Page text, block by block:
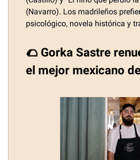
(Navarro). Los madrileños
psicológico, novela histórica y
🌮 Gorka Sastre
el mejor mexicano